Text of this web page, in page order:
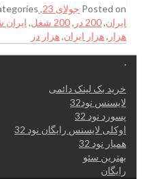
Posted on جولای 23, 2016
ایران,200 در ,200 شغل ,
هزار ,هزار ایران,هزار در
.
خرید بک لینک دائمی
لایسنس نود32
پسورد نود 32
اوکلی لایسنس رایگان نود 32
همیار نود 32
بهترین سئو
رایگان